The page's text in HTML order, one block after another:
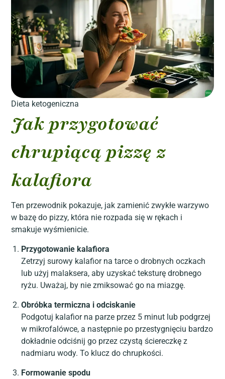
Dieta ketogeniczna
Jak przygotować
chrupiącą pizzę z
kalafiora
Ten przewodnik pokazuje, jak zamienić zwykłe warzywo
w bazę do pizzy, która nie rozpada się w rękach i
smakuje wyśmienicie.
Przygotowanie kalafiora
Zetrzyj surowy kalafior na tarce o drobnych oczkach
lub użyj malaksera, aby uzyskać teksturę drobnego
ryżu. Uważaj, by nie zmiksować go na miazgę.
Obróbka termiczna i odciskanie
Podgotuj kalafior na parze przez 5 minut lub podgrzej
w mikrofalówce, a następnie po przestygnięciu bardzo
dokładnie odciśnij go przez czystą ściereczkę z
nadmiaru wody. To klucz do chrupkości.
Formowanie spodu